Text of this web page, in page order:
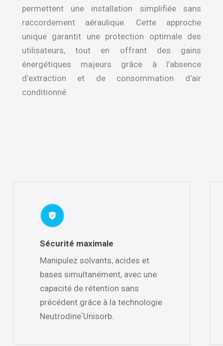
permettent une installation simplifiée sans
raccordement aéraulique. Cette approche
unique garantit une protection optimale des
utilisateurs, tout en offrant des gains
énergétiques majeurs grâce à l’absence
d’extraction et de consommation d’air
conditionné.
Sécurité maximale
Manipulez solvants, acides et
bases simultanément, avec une
capacité de rétention sans
précédent grâce à la technologie
Neutrodine®Unisorb.